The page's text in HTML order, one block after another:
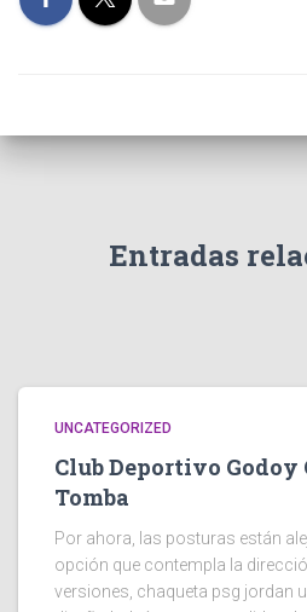
Entradas
UNCATEGORIZED
Club Deportivo
Tomba
Por ahora, las posturas están
opción que contempla la
versiones, chaqueta psg jordan